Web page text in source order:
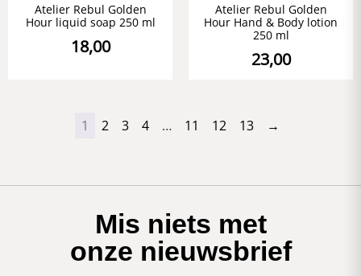
Atelier Rebul Golden
Hour liquid soap 250 ml
18,00
Atelier Rebul Golden
Hour Hand & Body lotion
250 ml
23,00
1 2 3 4 … 11 12 13 →
Mis niets met
onze nieuwsbrief